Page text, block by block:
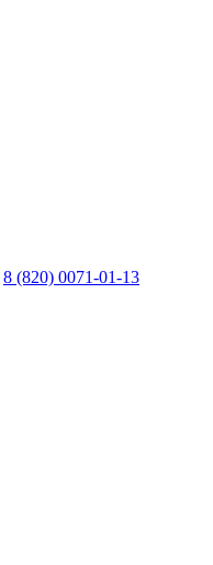
8 (820) 0071-01-13